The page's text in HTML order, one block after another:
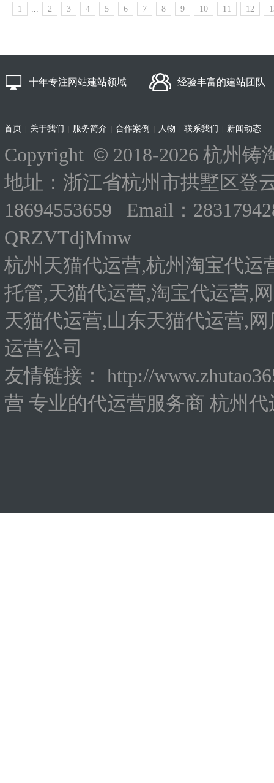
1 ... 2 3 4 5 6 7 8 9 10 11 12
十年专注网站建站领域 经验丰富的建站团队
首页 关于我们 服务简介 合作案例 人物 联系我们 新闻动态
Copyright © 2018-2026 杭州铸
地址：浙江省杭州市拱墅区登
18694553659 Email：
QRZVTdjMmw
杭州天猫代运营,杭州淘宝代运
托管,天猫代运营,淘宝代运营,
天猫代运营,山东天猫代运营,
运营公司
友情链接：
http://
营 专业的代运营服务商 杭州代